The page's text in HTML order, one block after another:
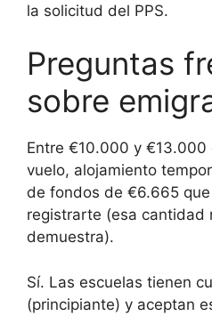
la solicitud del PPS.
Preguntas
sobre
Entre €10.000 y €13.000
vuelo, alojamiento
de fondos de €6.665
registrarte (esa cantidad
demuestra).
Sí. Las escuelas tienen
(principiante) y aceptan